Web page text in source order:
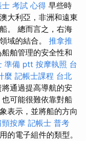
士 考試 心得 早些時
大利亞，非洲和遠東
。 總而言之，右海
域的結合。 推拿推
舶管理的安全性和
準備 ptt 按摩執照 台
麼 記帳士課程 台北
通過提高導航的安
可能很難依靠對船
表示，並將船的方向
頸按摩 記帳士 普考
的電子組件的類型。